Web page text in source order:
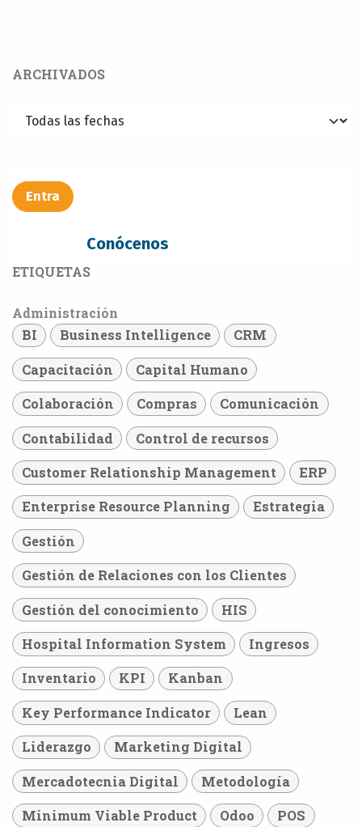
ARCHIVADOS
Entra​​​​
Conócenos
ETIQUETAS
Administración
BI
Business Intelligence CRM
Capacitación Capital Humano
Colaboración Compras Comunicación
Contabilidad Control de recursos
Customer Relationship Management ERP
Enterprise Resource Planning Estrategia
Gestión
Gestión de Relaciones con los Clientes
Gestión del conocimiento HIS
Hospital Information System Ingresos
Inventario KPI Kanban
Key Performance Indicator Lean
Liderazgo Marketing Digital
Mercadotecnia Digital Metodología
Minimum Viable Product Odoo POS